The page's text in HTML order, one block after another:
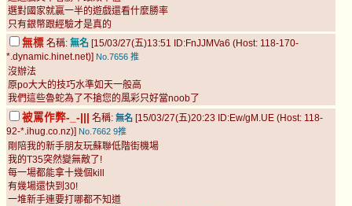
選對國家就贏一半的遊戲還看什麼勝率
只有銀幣跟經驗才是真的
無標 名稱: 無名 [15/03/27(五)13:51 ID:FnJJMVa6 (Host: 118-170-
*.dynamic.hinet.net)] No.7656 推
沒辦法
原po大大的技巧水準如天一般高
我們這些魯蛇為了不搶您的風彩只好當noob了
被罵作弊-_-||| 名稱: 無名 [15/03/27(五)20:23 ID:Ew/gM.UE (Host: 118-
92-*.ihug.co.nz)] No.7662 9推
剛陪我的新手朋友玩蘇聯低階街機場
我的T35突然變無敵了!
每一場都能拿十幾個kill
有幾場還快到30!
一堆新手連要打哪都不知道